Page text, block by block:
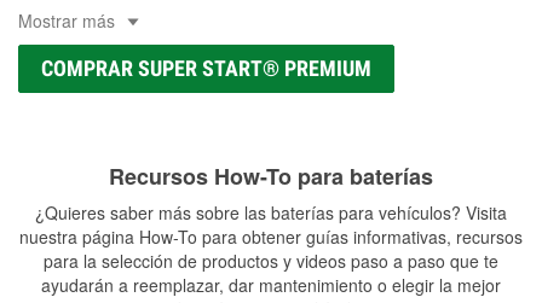
Mostrar más
COMPRAR SUPER START® PREMIUM
Recursos How-To para baterías
¿Quieres saber más sobre las baterías para vehículos? Visita
nuestra página How-To para obtener guías informativas, recursos
para la selección de productos y videos paso a paso que te
ayudarán a reemplazar, dar mantenimiento o elegir la mejor